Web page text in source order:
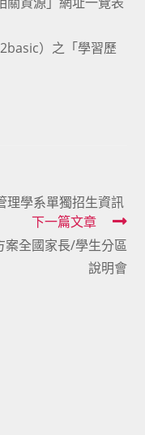
）之「學習歷
理學系單獨招生資訊
下一篇文章
案全國家長/學生分區
說明會